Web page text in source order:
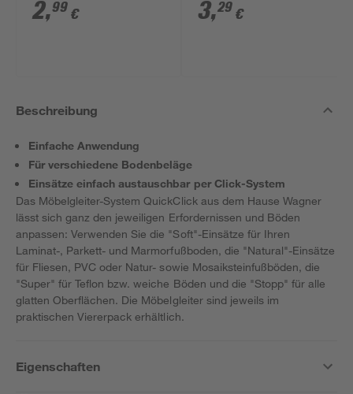
2,99 € 3,29 €
Beschreibung
Einfache Anwendung
Für verschiedene Bodenbeläge
Einsätze einfach austauschbar per Click-System
Das Möbelgleiter-System QuickClick aus dem Hause Wagner
lässt sich ganz den jeweiligen Erfordernissen und Böden
anpassen: Verwenden Sie die "Soft"-Einsätze für Ihren
Laminat-, Parkett- und Marmorfußboden, die "Natural"-Einsätze
für Fliesen, PVC oder Natur- sowie Mosaiksteinfußböden, die
"Super" für Teflon bzw. weiche Böden und die "Stopp" für alle
glatten Oberflächen. Die Möbelgleiter sind jeweils im
praktischen Viererpack erhältlich.
Eigenschaften